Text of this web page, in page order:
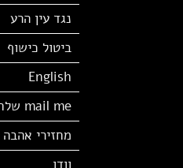
נגד עין הרע
ביטול כישוף
English
mail me שלח מייל
מחזירי אהבה